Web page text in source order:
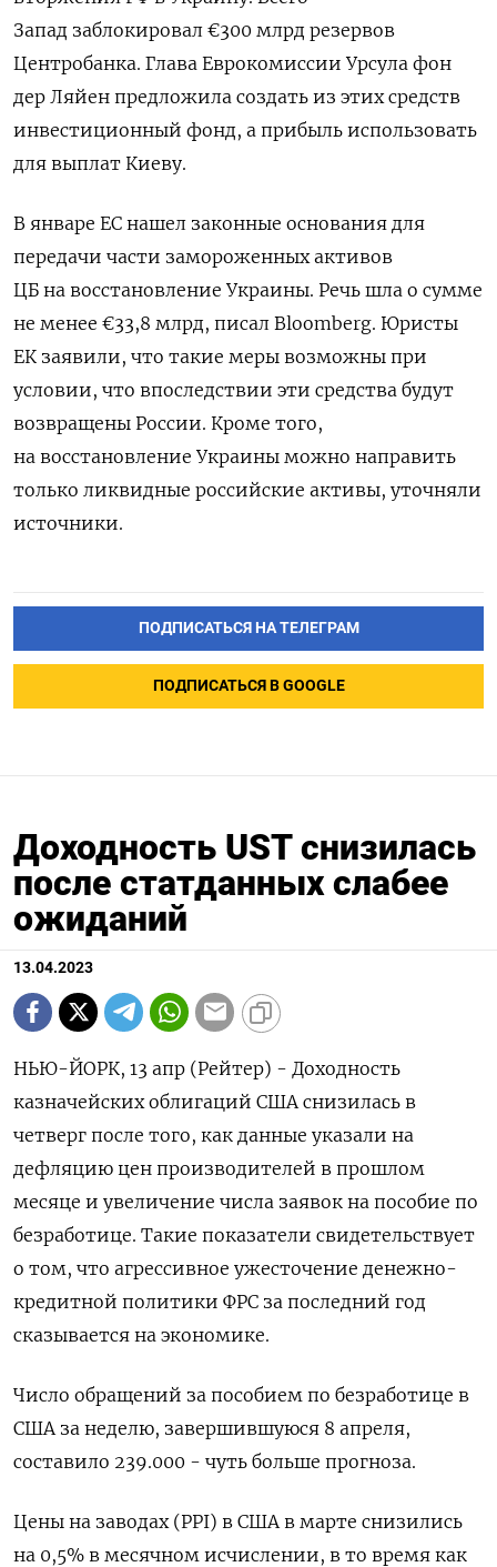
Запад заблокировал €300 млрд резервов
Центробанка. Глава Еврокомиссии Урсула фон
дер Ляйен предложила создать из этих средств
инвестиционный фонд, а прибыль использовать
для выплат Киеву.
В январе ЕС нашел законные основания для
передачи части замороженных активов
ЦБ на восстановление Украины. Речь шла о сумме
не менее €33,8 млрд, писал Bloomberg. Юристы
ЕК заявили, что такие меры возможны при
условии, что впоследствии эти средства будут
возвращены России. Кроме того,
на восстановление Украины можно направить
только ликвидные российские активы, уточняли
источники.
ПОДПИСАТЬСЯ НА ТЕЛЕГРАМ
ПОДПИСАТЬСЯ В GOOGLE
Доходность UST снизилась
после статданных слабее
ожиданий
13.04.2023
НЬЮ-ЙОРК, 13 апр (Рейтер) - Доходность
казначейских облигаций США снизилась в
четверг после того, как данные указали на
дефляцию цен производителей в прошлом
месяце и увеличение числа заявок на пособие по
безработице. Такие показатели свидетельствует
о том, что агрессивное ужесточение денежно-
кредитной политики ФРС за последний год
сказывается на экономике.
Число обращений за пособием по безработице в
США за неделю, завершившуюся 8 апреля,
составило 239.000 - чуть больше прогноза.
Цены на заводах (PPI) в США в марте снизились
на 0,5% в месячном исчислении, в то время как